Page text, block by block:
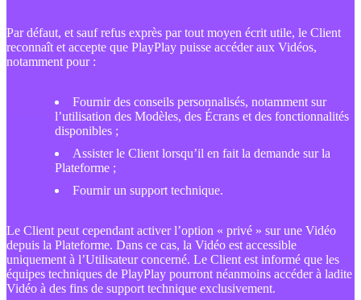
Par défaut, et sauf refus exprès par tout moyen écrit utile, le Client
reconnaît et accepte que PlayPlay puisse accéder aux Vidéos,
notamment pour :
Fournir des conseils personnalisés, notamment sur
l’utilisation des Modèles, des Écrans et des fonctionnalités
disponibles ;
Assister le Client lorsqu’il en fait la demande sur la
Plateforme ;
Fournir un support technique.
Le Client peut cependant activer l’option « privé » sur une Vidéo
depuis la Plateforme. Dans ce cas, la Vidéo est accessible
uniquement à l’Utilisateur concerné. Le Client est informé que les
équipes techniques de PlayPlay pourront néanmoins accéder à ladite
Vidéo à des fins de support technique exclusivement.